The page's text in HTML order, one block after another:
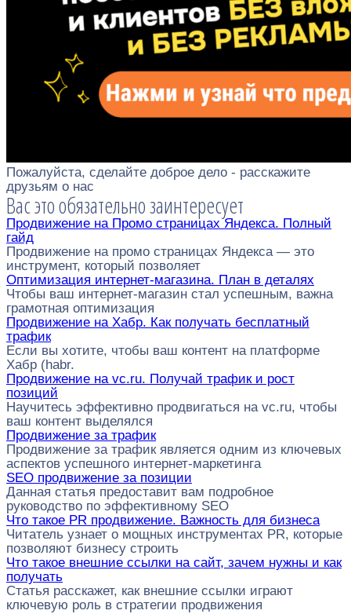
Пожалуйста, сделайте доброе дело - расскажите
друзьям о нас
Вас это обязательно заинтересует
Продвижение на Промо страницах Яндекса. Полный
гайд
Продвижение на промо страницах Яндекса — это
инструмент, который позволяет
Оптимизация интернет-магазина. План в деталях
Чтобы ваш интернет-магазин стал успешным, важна
грамотная оптимизация
Продвижение на Хабр. Как получать бесплатный
трафик
Если вы хотите, чтобы ваш контент на платформе
Хабр (habr.
Продвижение на vc.ru. Получай трафик и рост
позиций
Научитесь эффективно продвигаться на vc.ru, чтобы
ваш контент выделялся
Продвижение за трафик
Продвижение за трафик является одним из ключевых
аспектов успешного интернет-маркетинга
SEO продвижение за позиции
Данная статья предоставит вам подробное
руководство по эффективному SEO
Что такое PR продвижение. Важность для бизнеса
Читатель узнает о мощных инструментах PR, которые
позволяют бизнесу строить
Что такое внешние ссылки на сайт, зачем нужны и как
получать
Статья расскажет, как внешние ссылки играют
ключевую роль в стратегии продвижения